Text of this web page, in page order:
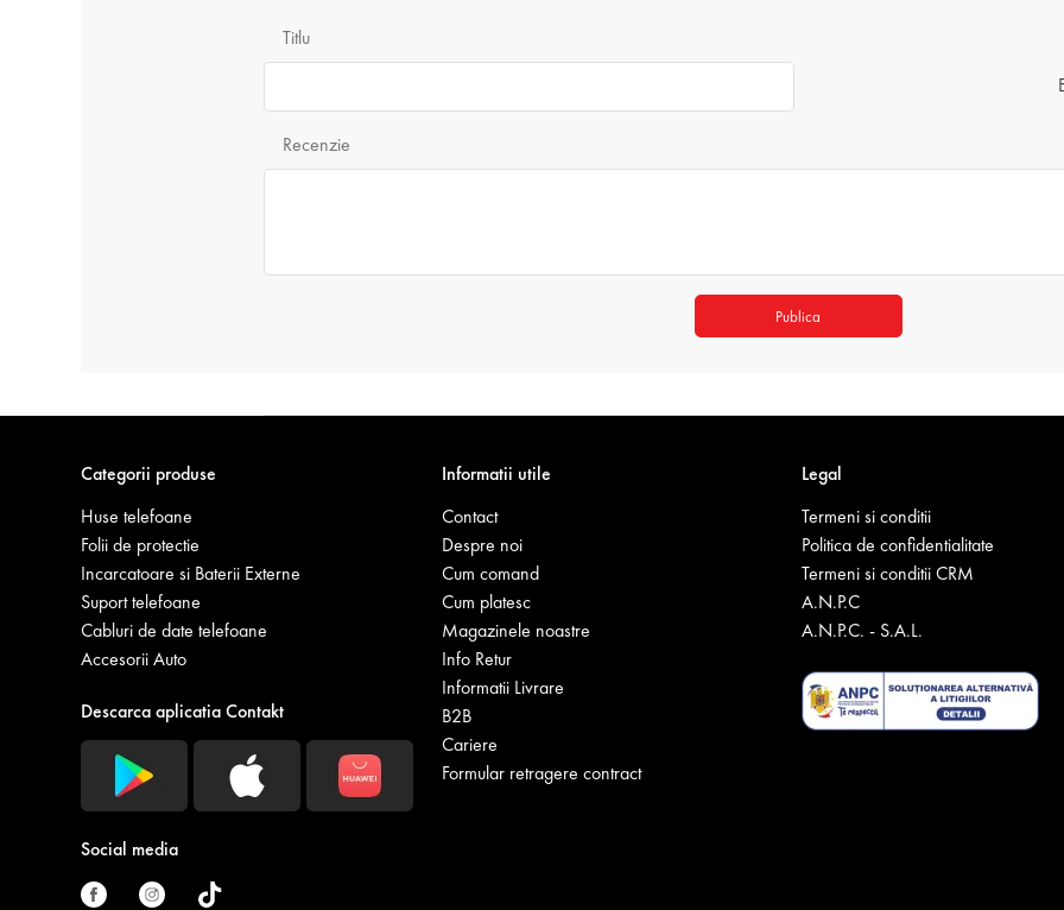
Titlu
Recenzie
Publica
Categorii produse
Huse telefoane
Folii de protectie
Incarcatoare si Baterii Externe
Suport telefoane
Cabluri de date telefoane
Accesorii Auto
Descarca aplicatia Contakt
Social media
Informatii utile
Contact
Despre noi
Cum comand
Cum platesc
Magazinele noastre
Info Retur
Informatii Livrare
B2B
Cariere
Formular retragere contract
Legal
Termeni si conditii
Politica de confidentialitate
Termeni si conditii CRM
A.N.P.C
A.N.P.C. - S.A.L.